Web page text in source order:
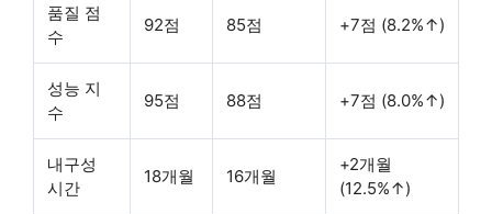
품질 점
수
92점 85점 +7점 (8.2%↑)
성능 지
수
95점 88점 +7점 (8.0%↑)
내구성
시간
18개월 16개월
+2개월
(12.5%↑)